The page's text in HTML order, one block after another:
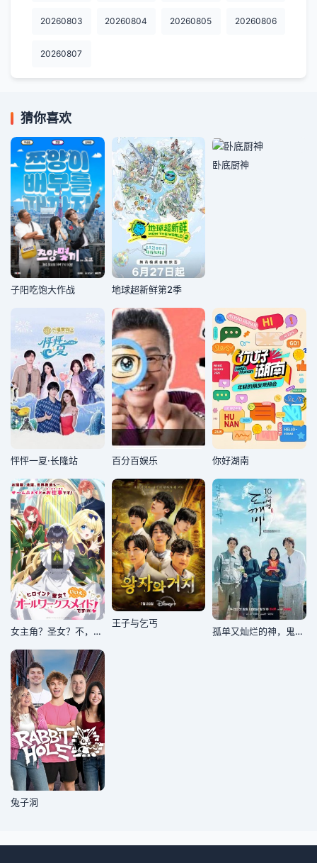
20260803 20260804 20260805 20260806
20260807
猜你喜欢
子阳吃饱大作战 地球超新鲜第2季
卧底厨神
怦怦一夏·长隆站 百分百娱乐 你好湖南​
女主角？圣女？不，我是杂役女仆(自豪)！
王子与乞丐
孤单又灿烂的神，鬼怪十周年特辑
兔子洞